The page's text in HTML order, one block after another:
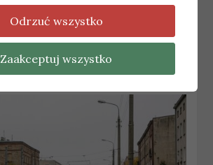
w łódzkim Aquaparku Fala:
sesje podwodne
redakcja
Odrzuć wszystko
Zaakceptuj wszystko